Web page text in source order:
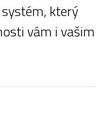
který
vám i vašim